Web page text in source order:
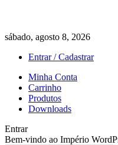
sábado, agosto 8, 2026
Entrar / Cadastrar
Minha Conta
Carrinho
Produtos
Downloads
Entrar
Bem-vindo ao Império